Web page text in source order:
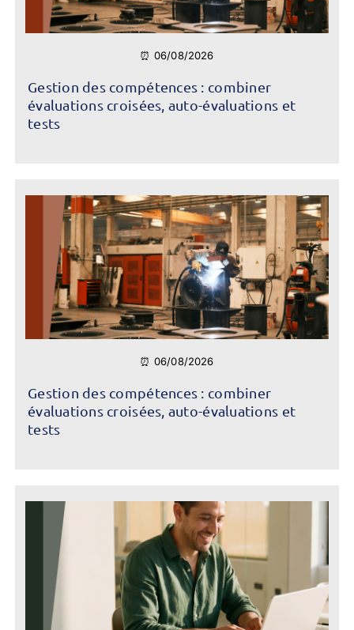
⏰ 06/08/2026
Gestion des compétences : combiner
évaluations croisées, auto-évaluations et
tests
⏰ 06/08/2026
Gestion des compétences : combiner
évaluations croisées, auto-évaluations et
tests